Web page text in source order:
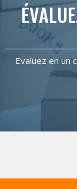
Evaluez en un